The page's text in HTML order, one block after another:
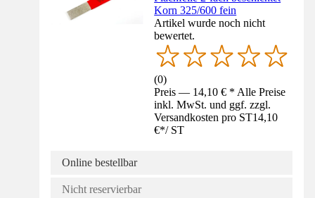
Korn 325/600 fein
Artikel wurde noch nicht
bewertet.
(0)
Preis — 14,10 € * Alle Preise
inkl. MwSt. und ggf. zzgl.
Versandkosten pro ST14,10
€*/ ST
Online bestellbar
Nicht reservierbar